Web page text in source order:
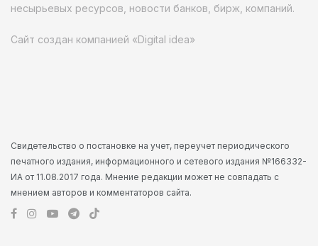
несырьевых ресурсов, новости банков, бирж, компаний.
Сайт создан компанией «Digital idea»
Свидетельство о постановке на учет, переучет периодического
печатного издания, информационного и сетевого издания №166332-
ИА от 11.08.2017 года. Мнение редакции может не совпадать с
мнением авторов и комментаторов сайта.